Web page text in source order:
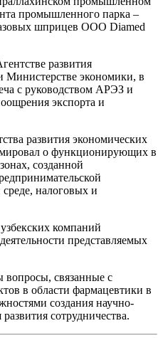
промышленного парка –
шприцев ООО Diamed
развития
экономики, в
с руководством АРЭЗ и
экспорта и
развития экономических
о функционирующих в
созданной
налоговых и
компаний
представляемых
связанные с
в области фармацевтики в
создания научно-
сотрудничества.